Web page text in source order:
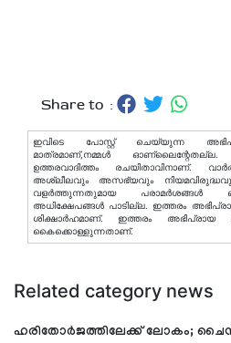
Share to :
ഇവിടെ പോസ്റ്റ് ചെയ്യുന്ന
മാത്രമാണ്,നമ്മൾ
ഉത്തരവാദിത്തം രചയിതാവിനാണ്.
അശ്ലീലവും അസഭ്യവും
വളര്‍ത്തുന്നതുമായ പരാമര്‍ശങ്ങള്‍
അധിക്ഷേപങ്ങള്‍ പാടില്ല. ഇത്തരം
ശിക്ഷാര്‍ഹമാണ്. ഇത്തരം അഭിപ്രായ
കൈക്കൊള്ളുന്നതാണ്.
Related category news
ഹരിതോര്‍ജത്തിലേക്ക് ലോകം;